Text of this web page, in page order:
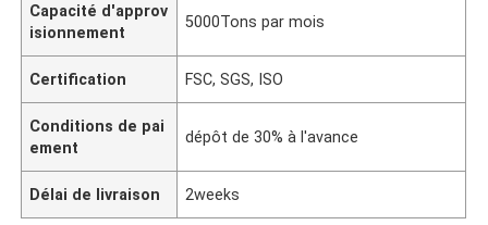
Capacité d'approv
isionnement
5000Tons par mois
Certification FSC, SGS, ISO
Conditions de pai
ement
dépôt de 30% à l'avance
Délai de livraison 2weeks